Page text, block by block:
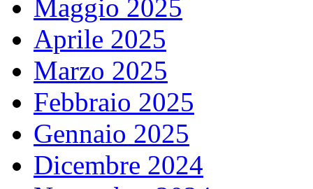
Maggio 2025
Aprile 2025
Marzo 2025
Febbraio 2025
Gennaio 2025
Dicembre 2024